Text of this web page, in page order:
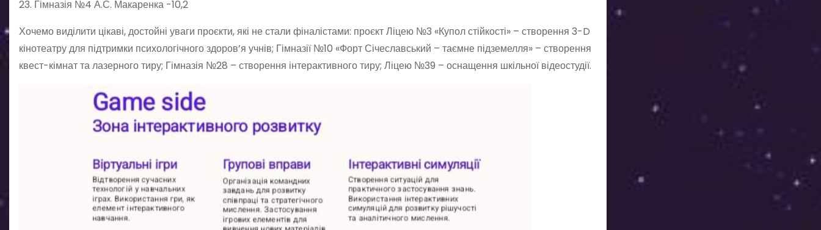
23. Гімназія №4 А.С. Макаренка -10,2
Хочемо виділити цікаві, достойні уваги проєкти, які не стали фіналістами: проєкт Ліцею №3 «Купол стійкості» – створення 3-D
кінотеатру для підтримки психологічного здоров’я учнів; Гімназії №10 «Форт Січеславський – таємне підземелля» – створення
квест-кімнат та лазерного тиру; Гімназія №28 – створення інтерактивного тиру; Ліцею №39 – оснащення шкільної відеостудії.